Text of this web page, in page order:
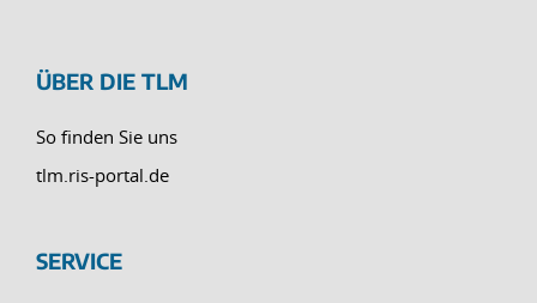
ÜBER DIE TLM
So finden Sie uns
tlm.ris-portal.de
SERVICE